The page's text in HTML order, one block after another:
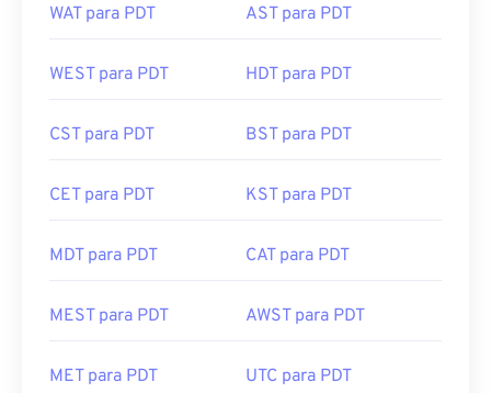
WAT para PDT AST para PDT
WEST para PDT HDT para PDT
CST para PDT BST para PDT
CET para PDT KST para PDT
MDT para PDT CAT para PDT
MEST para PDT AWST para PDT
MET para PDT UTC para PDT